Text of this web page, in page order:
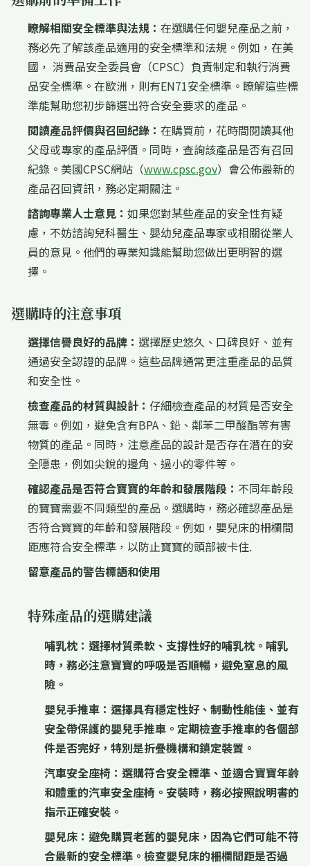
瞭解相關安全標準與法規： 在選購任何嬰兒產品之前，
務必先了解該產品適用的安全標準和法規。例如，在美
國， 消費品安全委員會（CPSC）負責制定和執行消費
品安全標準。在歐洲，則有EN71安全標準。瞭解這些標
準能幫助您初步篩選出符合安全要求的產品。
閱讀產品評價與召回紀錄： 在購買前，花時間閱讀其他
父母或專家的產品評價。同時，查詢該產品是否有召回
紀錄。美國CPSC網站（www.cpsc.gov）會公佈最新的
產品召回資訊，務必定期關注。
諮詢專業人士意見： 如果您對某些產品的安全性有疑
慮，不妨諮詢兒科醫生、嬰幼兒產品專家或相關從業人
員的意見。他們的專業知識能幫助您做出更明智的選
擇。
選購時的注意事項
選擇信譽良好的品牌： 選擇歷史悠久、口碑良好、並有
通過安全認證的品牌。這些品牌通常更注重產品的品質
和安全性。
檢查產品的材質與設計： 仔細檢查產品的材質是否安全
無毒。例如，避免含有BPA、鉛、鄰苯二甲酸酯等有害
物質的產品。同時，注意產品的設計是否存在潛在的安
全隱患，例如尖銳的邊角、過小的零件等。
確認產品是否符合寶寶的年齡和發展階段： 不同年齡段
的寶寶需要不同類型的產品。選購時，務必確認產品是
否符合寶寶的年齡和發展階段。例如，嬰兒床的柵欄間
距應符合安全標準，以防止寶寶的頭部被卡住.
留意產品的警告標語和使用
特殊產品的選購建議
哺乳枕： 選擇材質柔軟、支撐性好的哺乳枕。哺乳
時，務必注意寶寶的呼吸是否順暢，避免窒息的風
險。
嬰兒手推車： 選擇具有穩定性好、制動性能佳、並有
安全帶保護的嬰兒手推車。定期檢查手推車的各個部
件是否完好，特別是折疊機構和鎖定裝置。
汽車安全座椅： 選購符合安全標準、並適合寶寶年齡
和體重的汽車安全座椅。安裝時，務必按照說明書的
指示正確安裝。
嬰兒床： 避免購買老舊的嬰兒床，因為它們可能不符
合最新的安全標準。檢查嬰兒床的柵欄間距是否過